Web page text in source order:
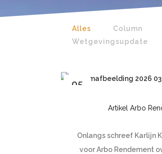
Alles Column
Wetgevingsupdate
05
Artikel Arbo
Onlangs schreef Karlijn
voor Arbo Rendement